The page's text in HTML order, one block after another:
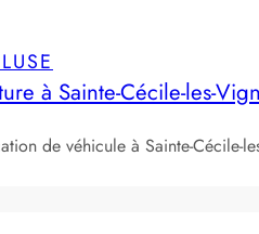
à Sainte-Cécile-les-
de véhicule à Sainte-Cécile-